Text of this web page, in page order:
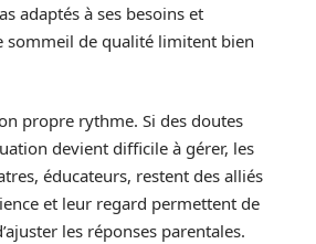
adaptés à ses besoins et
sommeil de qualité limitent bien
propre rythme. Si des doutes
devient difficile à gérer, les
éducateurs, restent des alliés
et leur regard permettent de
les réponses parentales.